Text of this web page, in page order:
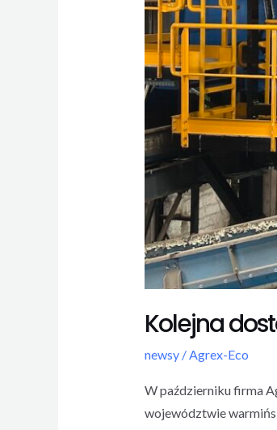
Kolejna
newsy/Agrex-Eco
W październiku firma
województwie